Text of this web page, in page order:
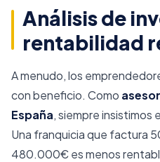
Análisis de
rentabilidad
A menudo, los
con beneficio. Como
España, siempre insistimos
Una franquicia que factura
480.000€ es menos